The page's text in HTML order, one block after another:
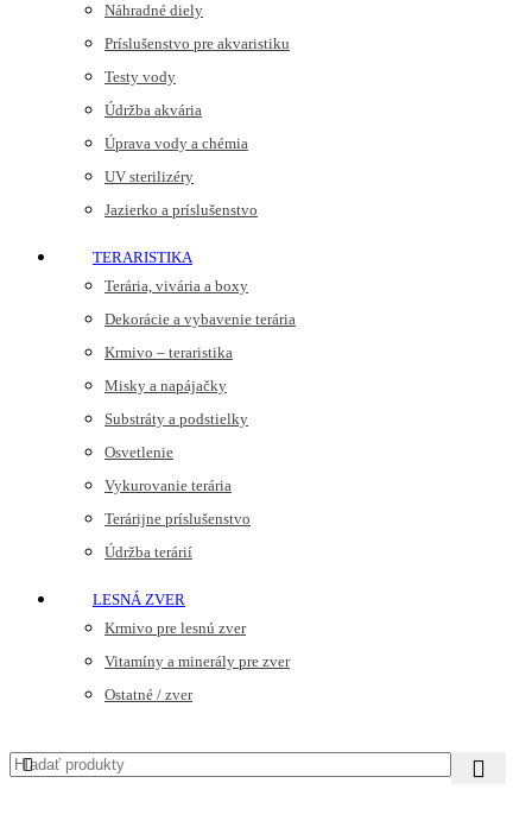
Náhradné diely
Príslušenstvo pre akvaristiku
Testy vody
Údržba akvária
Úprava vody a chémia
UV sterilizéry
Jazierko a príslušenstvo
TERARISTIKA
Terária, vivária a boxy
Dekorácie a vybavenie terária
Krmivo – teraristika
Misky a napájačky
Substráty a podstielky
Osvetlenie
Vykurovanie terária
Terárijne príslušenstvo
Údržba terárií
LESNÁ ZVER
Krmivo pre lesnú zver
Vitamíny a minerály pre zver
Ostatné / zver